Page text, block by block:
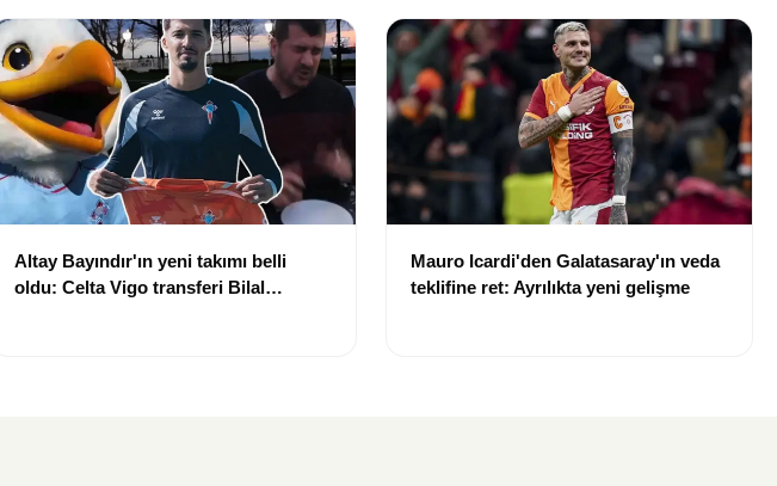
Altay Bayındır'ın yeni takımı belli
oldu: Celta Vigo transferi Bilal
Mauro Icardi'den Galatasaray'ın veda
teklifine ret: Ayrılıkta yeni gelişme